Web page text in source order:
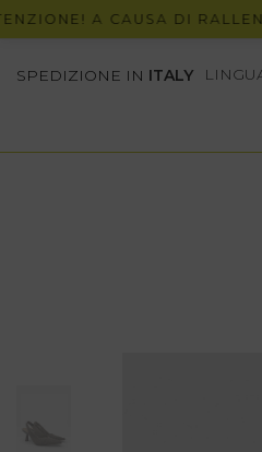
A CAUSA DI
SPEDIZIONE IN ITALY